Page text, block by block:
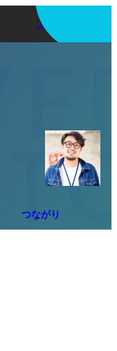
アプリを使う
つながり